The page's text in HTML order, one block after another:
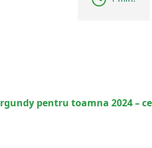
pentru toamna 2024 –